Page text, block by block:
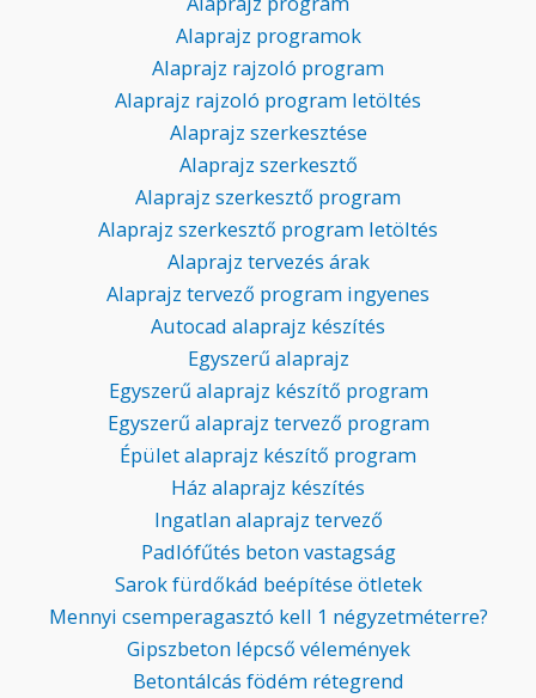
Alaprajz programok
Alaprajz rajzoló program
Alaprajz rajzoló program letöltés
Alaprajz szerkesztése
Alaprajz szerkesztő
Alaprajz szerkesztő program
Alaprajz szerkesztő program letöltés
Alaprajz tervezés árak
Alaprajz tervező program ingyenes
Autocad alaprajz készítés
Egyszerű alaprajz
Egyszerű alaprajz készítő program
Egyszerű alaprajz tervező program
Épület alaprajz készítő program
Ház alaprajz készítés
Ingatlan alaprajz tervező
Padlófűtés beton vastagság
Sarok fürdőkád beépítése ötletek
Mennyi csemperagasztó kell 1 négyzetméterre?
Gipszbeton lépcső vélemények
Betontálcás födém rétegrend